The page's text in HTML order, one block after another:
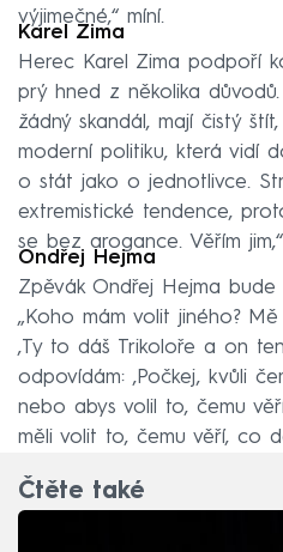
výjimečné,“ míní.
Karel Zima
Herec Karel Zima podpoří
prý hned z několika
žádný skandál, mají čistý
moderní politiku, která vidí
o stát jako o jednotlivce.
extremistické tendence,
se bez arogance. Věřím
Ondřej Hejma
Zpěvák Ondřej Hejma
„Koho mám volit jiného?
‚Ty to dáš Trikoloře a on
odpovídám: ‚Počkej, kvůli
nebo abys volil to, čemu
měli volit to, čemu věří, co
Čtěte také